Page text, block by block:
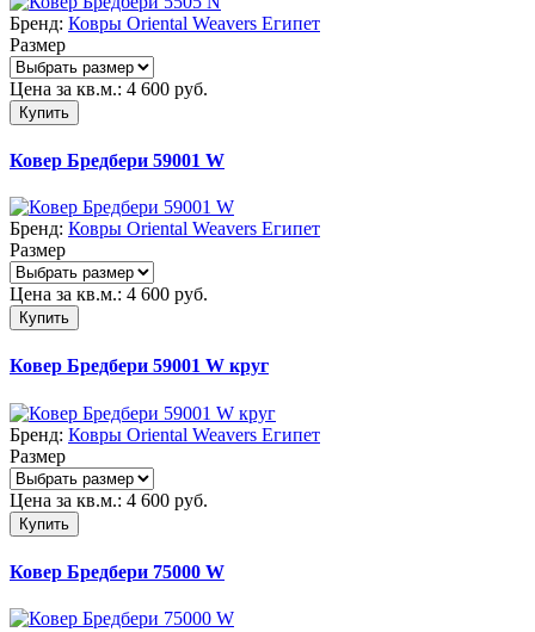
Бренд: Ковры Oriental Weavers Египет
Размер
Цена за кв.м.: 4 600 руб.
Купить
Ковер Бредбери 59001 W
Бренд: Ковры Oriental Weavers Египет
Размер
Цена за кв.м.: 4 600 руб.
Купить
Ковер Бредбери 59001 W круг
Бренд: Ковры Oriental Weavers Египет
Размер
Цена за кв.м.: 4 600 руб.
Купить
Ковер Бредбери 75000 W